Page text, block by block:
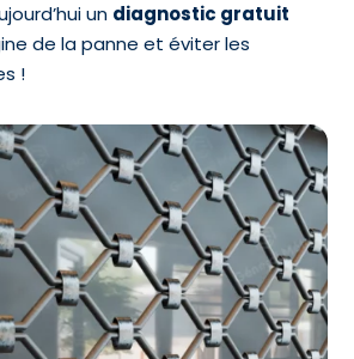
un diagnostic gratuit
de la panne et éviter les
!